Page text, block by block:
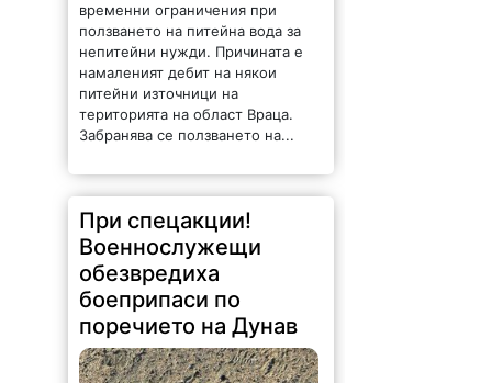
временни ограничения при
ползването на питейна вода за
непитейни нужди. Причината е
намаленият дебит на някои
питейни източници на
територията на област Враца.
Забранява се ползването на...
При спецакции!
Военнослужещи
обезвредиха
боеприпаси по
поречието на Дунав